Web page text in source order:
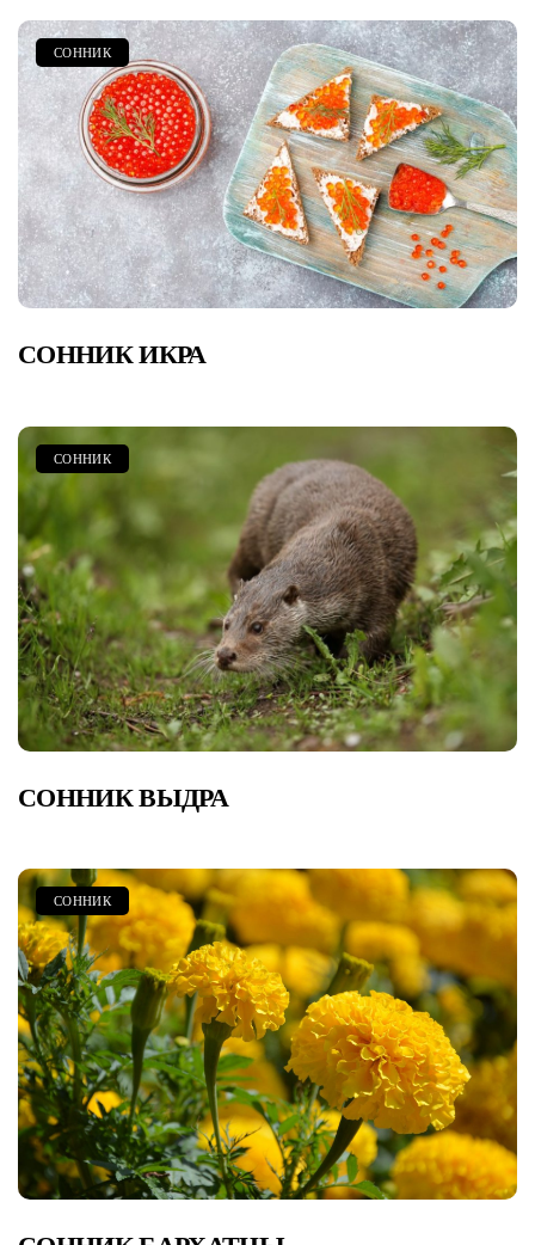
СОННИК
СОННИК ИКРА
СОННИК
СОННИК ВЫДРА
СОННИК